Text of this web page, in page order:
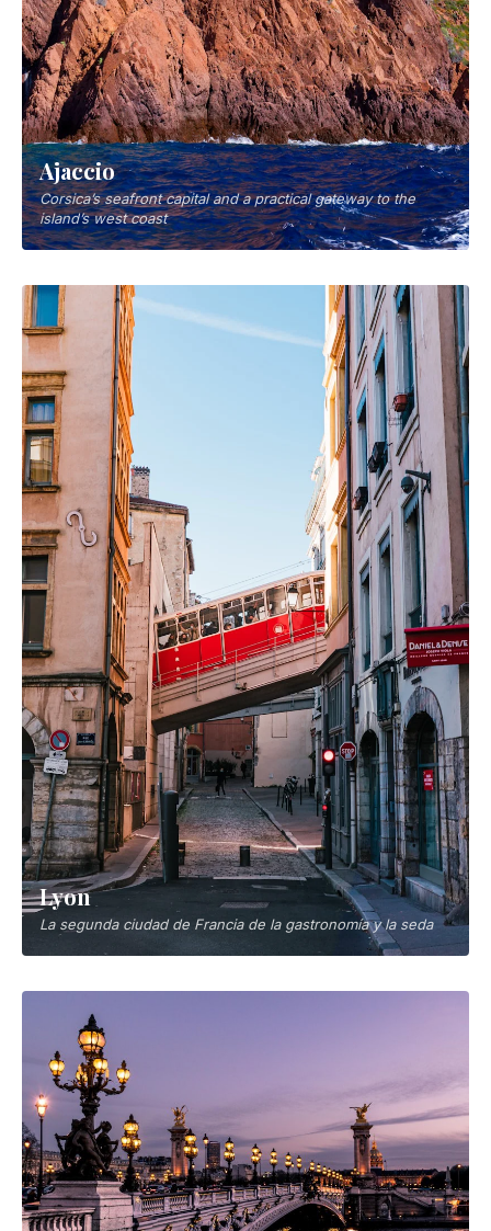
Ajaccio
Corsica’s seafront capital and a practical gateway to the
island’s west coast
Lyon
La segunda ciudad de Francia de la gastronomía y la seda